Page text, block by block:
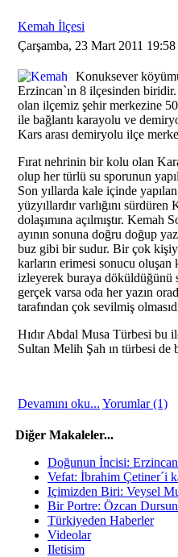
Kemah İlçesi
Çarşamba, 23 Mart 2011 19:58
Konuksever
Erzincan`ın 8 ilçesinden
olan ilçemiz şehir merkezine
ile bağlantı karayolu ve
Kars arası demiryolu ilçe
Fırat nehrinin bir kolu olan
olup her türlü su sporunun
Son yıllarda kale içinde
yüzyıllardır varlığını
dolaşımına açılmıştır. Kemah
ayının sonuna doğru doğup
buz gibi bir sudur. Bir çok
karların erimesi sonucu oluşan
izleyerek buraya döküldüğünü
gerçek varsa oda her yazın
tarafından çok sevilmiş
Hıdır Abdal Musa Türbesi bu
Sultan Melih Şah ın türbesi de
Devamını oku... Yorumlar (1)
Diğer Makaleler...
Doğunun İncisi: Erzincan
Vefat: İbrahim Çetiner´i
Içimizden Biri: Veysel
Bir Portre: Özcan Dursun
Türkiyeden Haberler
Videolar
Iletisim